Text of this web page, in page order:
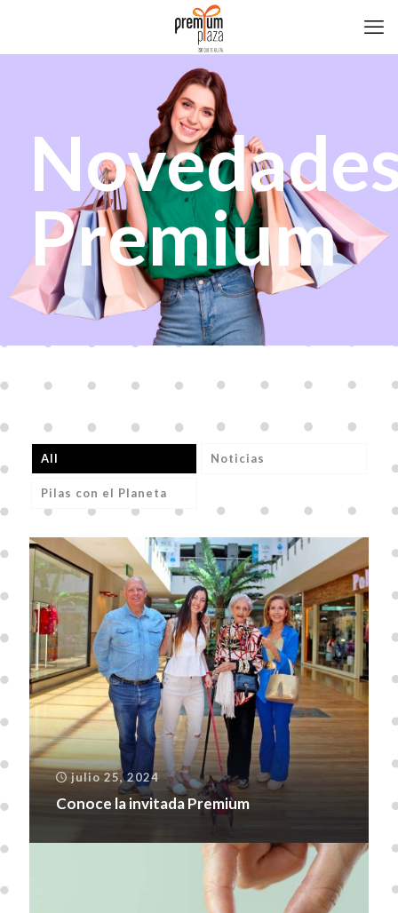
Premium
All Noticias
Pilas con el Planeta
julio 25, 2024
Conoce la invitada Premium